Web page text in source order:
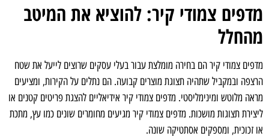
מדפים צמודי קיר: להוציא את המיטב
מהחלל
מדפים צמודי קיר הם בחירה מומלצת עבור בעלי עסקים שרוצים לייעל את שטח
הרצפה ובמקביל שתהיה תצוגת מוצרים קבועה. הם נתלים על הקירות, ומציעים
מראה מלוטש ומינימליסטי. מדפים צמודי קיר אידיאליים להצגת פריטים קטנים או
ליצירת תצוגות מושכות. מדפים צמודי קיר מגיעים מחומרים שונים כמו עץ, מתכת
או זכוכית, ומספקים אסתטיקה שונה.